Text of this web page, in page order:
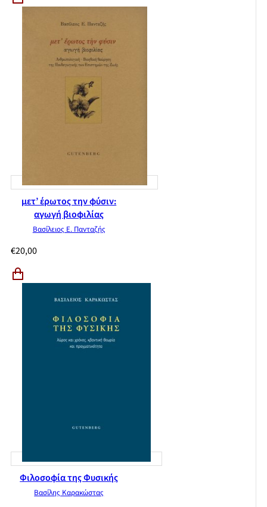
μετ’ έρωτος την φύσιν:
αγωγή βιοφιλίας
Βασίλειος Ε. Πανταζής
€20,00
Φιλοσοφία της Φυσικής
Βασίλης Καρακώστας